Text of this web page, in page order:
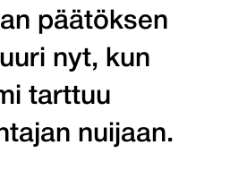
päätöksen
nyt, kun
tarttuu
nuijaan.